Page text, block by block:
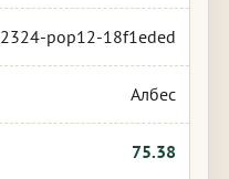
2324-pop12-18f1eded
Албес
75.38